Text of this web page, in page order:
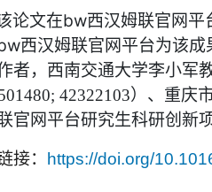
论文在bw西汉姆联官网平
西汉姆联官网平台为该成
者，西南交通大学李小军
42322103）、重庆
官网平台研究生科研创新
接：
https://doi.org/